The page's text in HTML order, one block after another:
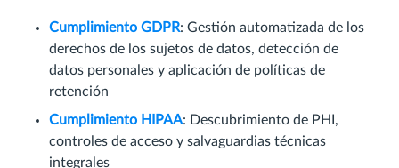
Cumplimiento GDPR: Gestión automatizada de los
derechos de los sujetos de datos, detección de
datos personales y aplicación de políticas de
retención
Cumplimiento HIPAA: Descubrimiento de PHI,
controles de acceso y salvaguardias técnicas
integrales